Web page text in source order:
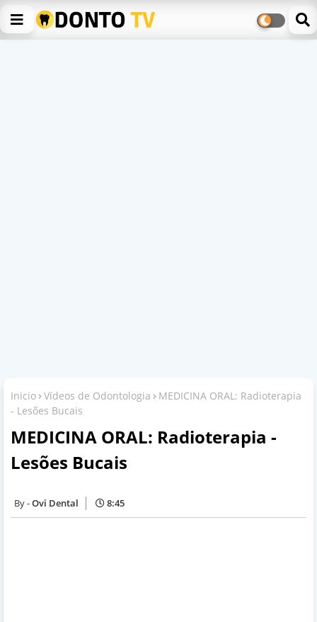
Inicio Vídeos de Odontologia
MEDICINA ORAL: Radioterapia
- Lesões Bucais
MEDICINA ORAL: Radioterapia -
Lesões Bucais
Ovi Dental 8:45